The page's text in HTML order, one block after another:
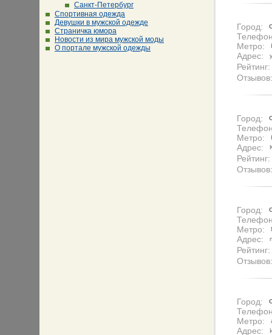
Санкт-Петербург
Спортивная одежда
Девушки в мужской одежде
Страничка юмора
Новости из мира мужской моды
О портале мужской одежды
Город:
Метро:
Адрес:
Рейтинг:
Отзывов:
Город:
Метро:
Адрес:
Рейтинг:
Отзывов:
Город:
Метро:
Адрес:
Рейтинг:
Отзывов:
Город:
Метро:
Адрес: